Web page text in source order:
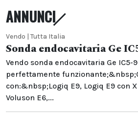
ANNUNCI
Vendo | Tutta Italia
Sonda endocavitaria Ge
Vendo sonda endocavitaria Ge IC5-
perfettamente
con:&nbsp;Logiq E9, Logiq E9 con
Voluson E6,...